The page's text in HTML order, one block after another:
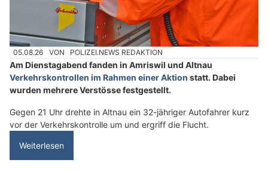
05.08.26 VON POLIZEI.NEWS REDAKTION
Am Dienstagabend fanden in Amriswil und Altnau
Verkehrskontrollen im Rahmen einer Aktion statt. Dabei
wurden mehrere Verstösse festgestellt.
Gegen 21 Uhr drehte in Altnau ein 32-jähriger Autofahrer kurz
vor der Verkehrskontrolle um und ergriff die Flucht.
Weiterlesen